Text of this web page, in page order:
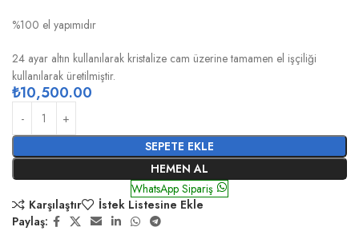
%100 el yapımıdır
24 ayar altın kullanılarak kristalize cam üzerine tamamen el işçiliği
kullanılarak üretilmiştir.
₺10,500.00
SEPETE EKLE
HEMEN AL
WhatsApp Sipariş
Karşılaştır
İstek Listesine Ekle
Paylaş: